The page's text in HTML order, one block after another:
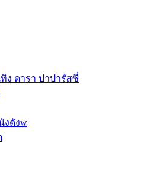
ง ดารา ปาปารัสซี่
งดังw